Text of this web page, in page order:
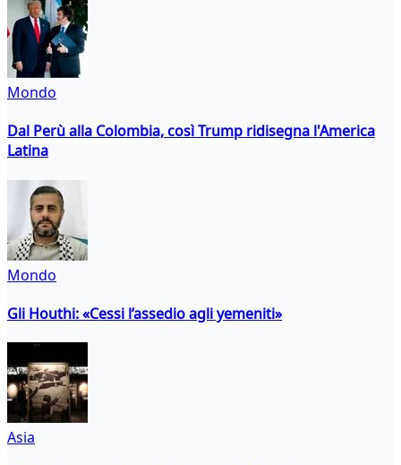
Mondo
Dal Perù alla Colombia, così Trump ridisegna l'America
Latina
Mondo
Gli Houthi: «Cessi l’assedio agli yemeniti»
Asia